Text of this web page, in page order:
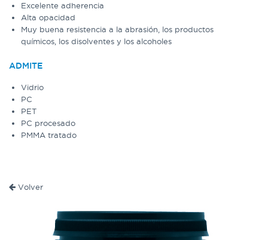
Excelente adherencia
Alta opacidad
Muy buena resistencia a la abrasión, los productos
químicos, los disolventes y los alcoholes
ADMITE
Vidrio
PC
PET
PC procesado
PMMA tratado
Volver